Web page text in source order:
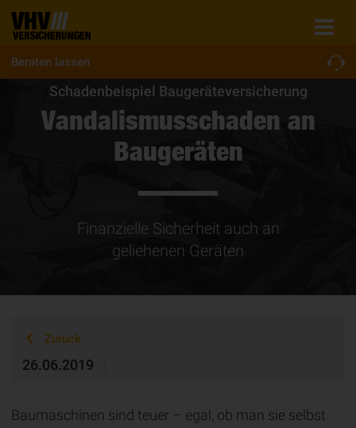
Beraten lassen
Schadenbeispiel Bau­ge­rä­te­ver­si­che­rung
Vandalismusschaden an
Baugeräten
Finanzielle Sicherheit auch an
geliehenen Geräten
Zurück
26.06.2019
Baumaschinen sind teuer – egal, ob man sie selbst